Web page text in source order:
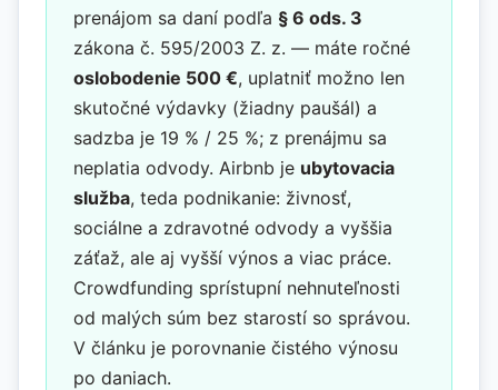
prenájom sa daní podľa § 6 ods. 3
zákona č. 595/2003 Z. z. — máte ročné
oslobodenie 500 €, uplatniť možno len
skutočné výdavky (žiadny paušál) a
sadzba je 19 % / 25 %; z prenájmu sa
neplatia odvody. Airbnb je ubytovacia
služba, teda podnikanie: živnosť,
sociálne a zdravotné odvody a vyššia
záťaž, ale aj vyšší výnos a viac práce.
Crowdfunding sprístupní nehnuteľnosti
od malých súm bez starostí so správou.
V článku je porovnanie čistého výnosu
po daniach.